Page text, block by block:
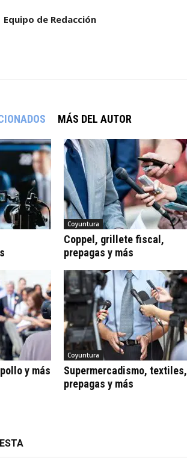
Equipo de Redacción
MÁS DEL AUTOR
Coyuntura
Coppel, grillete fiscal,
prepagas y más
y más
Coyuntura
Supermercadismo, textiles,
prepagas y más